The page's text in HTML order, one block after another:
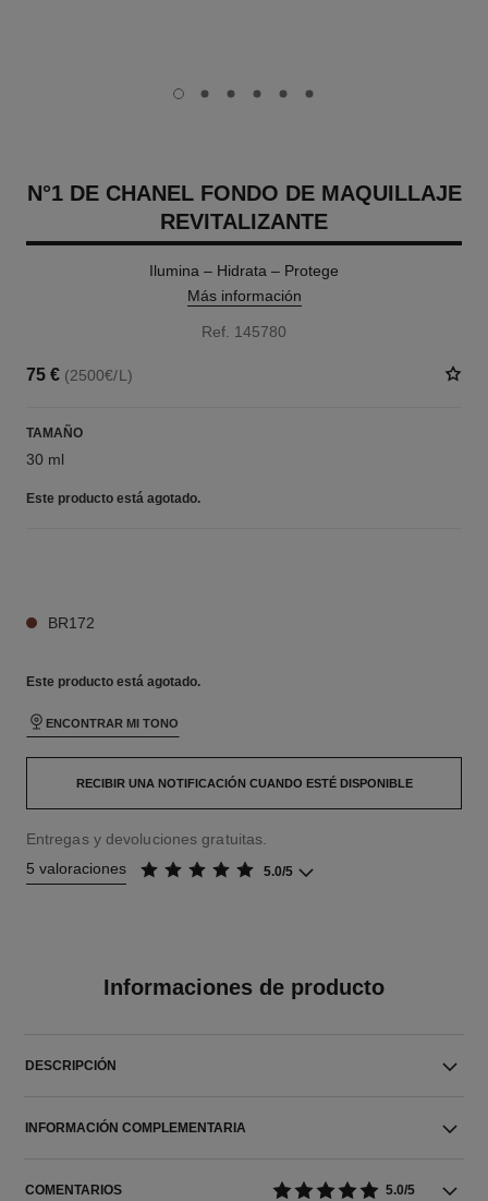
carousel dot
carousel dot
carousel dot
carousel dot
carousel dot
carousel dot
N°1 DE CHANEL FONDO DE MAQUILLAJE
REVITALIZANTE
Ilumina – Hidrata – Protege
Más información
Ref. 145780
75 € (2500€/L)
TAMAÑO
30 ml
Este producto está agotado.
BR172
Este producto está agotado.
ENCONTRAR MI TONO
RECIBIR UNA NOTIFICACIÓN CUANDO ESTÉ DISPONIBLE
Entregas y devoluciones gratuitas.
5 valoraciones
5.0/5
Informaciones de producto
DESCRIPCIÓN
INFORMACIÓN COMPLEMENTARIA
COMENTARIOS 5.0/5